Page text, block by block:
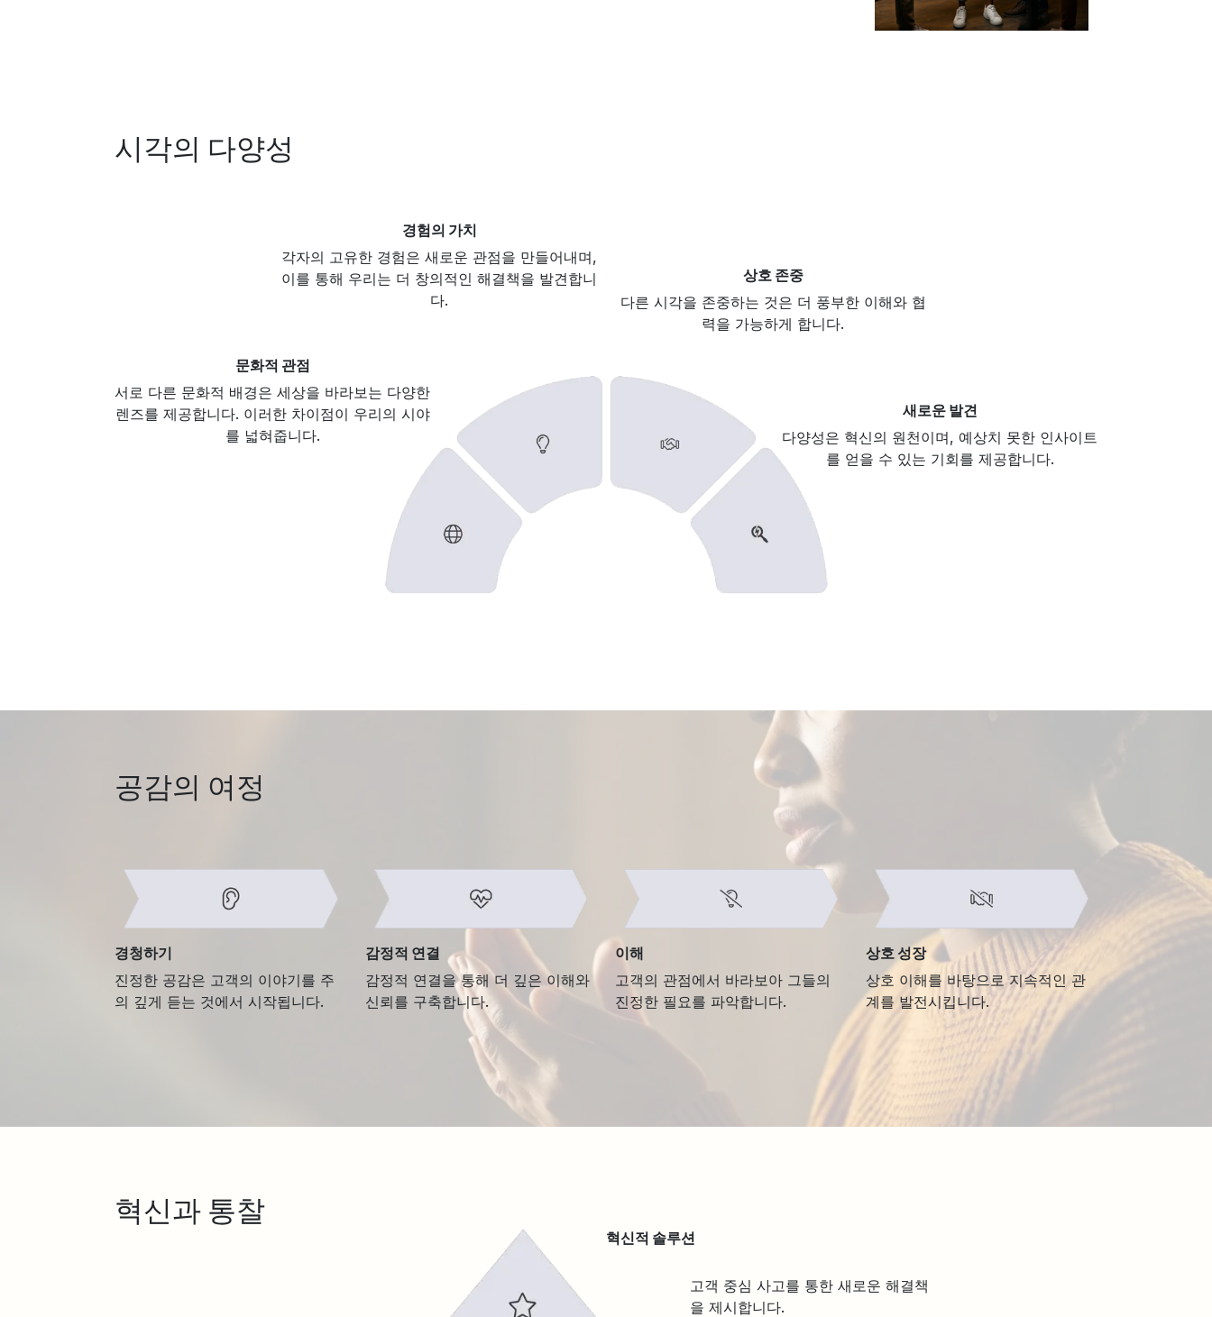
시각의 다양성 ​
문화적 관점
서로 다른 문화적 배경은 세상을 바라보는 다양한
렌즈를 제공합니다. 이러한 차이점이 우리의 시야
를 넓혀줍니다.
경험의 가치
각자의 고유한 경험은 새로운 관점을 만들어내며,
이를 통해 우리는 더 창의적인 해결책을 발견합니
다.
상호 존중
다른 시각을 존중하는 것은 더 풍부한 이해와 협
력을 가능하게 합니다.
새로운 발견
다양성은 혁신의 원천이며, 예상치 못한 인사이트
를 얻을 수 있는 기회를 제공합니다.
공감의 여정
경청하기
진정한 공감은 고객의 이야기를 주
의 깊게 듣는 것에서 시작됩니다.
감정적 연결
감정적 연결을 통해 더 깊은 이해와
신뢰를 구축합니다.
이해
고객의 관점에서 바라보아 그들의
진정한 필요를 파악합니다.
상호 성장
상호 이해를 바탕으로 지속적인 관
계를 발전시킵니다.
혁신과 통찰
혁신적 솔루션
고객 중심 사고를 통한 새로운 해결책
을 제시합니다.